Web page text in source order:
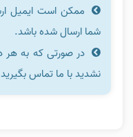
شما ارسال شده باشد.
در صورتی که به هر
نشدید با ما تماس